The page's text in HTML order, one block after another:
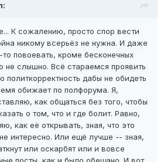
К сожалению, просто спор вести
никому всерьёз не нужна. И даже
повоевать, кроме бесконечных
не слышно. Всё стараемся проявить
политкорректность дабы не обидеть
обижает по полфорума. Я,
как общаться без того, чтобы
о том, что и где болит. Равно,
как её открывать, зная, что это
интересно. Или ещё лучше -- зная,
или оскарбят или и вовсе